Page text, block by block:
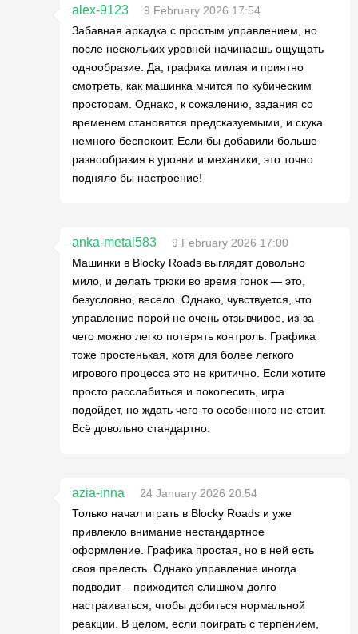
alex-9123
9 February 2026 17:54
Забавная аркадка с простым управлением, но
после нескольких уровней начинаешь ощущать
однообразие. Да, графика милая и приятно
смотреть, как машинка мчится по кубическим
просторам. Однако, к сожалению, задания со
временем становятся предсказуемыми, и скука
немного беспокоит. Если бы добавили больше
разнообразия в уровни и механики, это точно
подняло бы настроение!
anka-metal583
9 February 2026 17:00
Машинки в Blocky Roads выглядят довольно
мило, и делать трюки во время гонок — это,
безусловно, весело. Однако, чувствуется, что
управление порой не очень отзывчивое, из-за
чего можно легко потерять контроль. Графика
тоже простенькая, хотя для более легкого
игрового процесса это не критично. Если хотите
просто расслабиться и поколесить, игра
подойдет, но ждать чего-то особенного не стоит.
Всё довольно стандартно.
azia-inna
24 January 2026 20:54
Только начал играть в Blocky Roads и уже
привлекло внимание нестандартное
оформление. Графика простая, но в ней есть
своя прелесть. Однако управление иногда
подводит – приходится слишком долго
настраиваться, чтобы добиться нормальной
реакции. В целом, если поиграть с терпением,